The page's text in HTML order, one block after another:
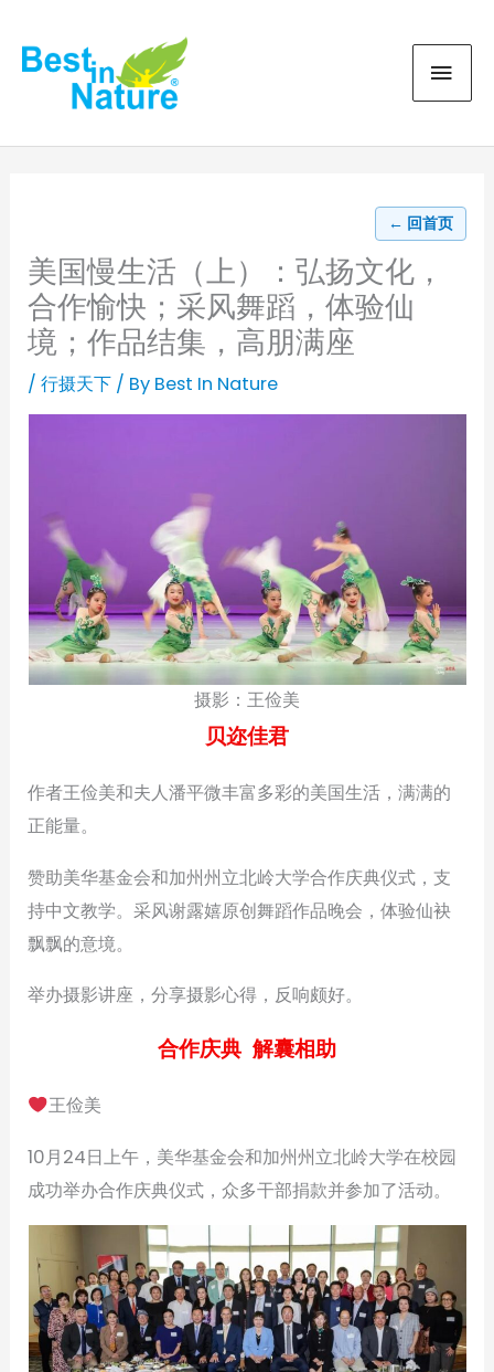
content
← 回首页
美国慢生活（上）：弘扬文化，
合作愉快；采风舞蹈，体验仙
境；作品结集，高朋满座
/行摄天下 / By Best In Nature
摄影：王俭美
贝迩佳君
作者王俭美和夫人潘平微丰富多彩的美国生活，满满的
正能量。
赞助美华基金会和加州州立北岭大学合作庆典仪式，支
持中文教学。采风谢露嬉原创舞蹈作品晚会，体验仙袂
飘飘的意境。
举办摄影讲座，分享摄影心得，反响颇好。
合作庆典 解囊相助
王俭美
10月24日上午，美华基金会和加州州立北岭大学在校园
成功举办合作庆典仪式，众多干部捐款并参加了活动。